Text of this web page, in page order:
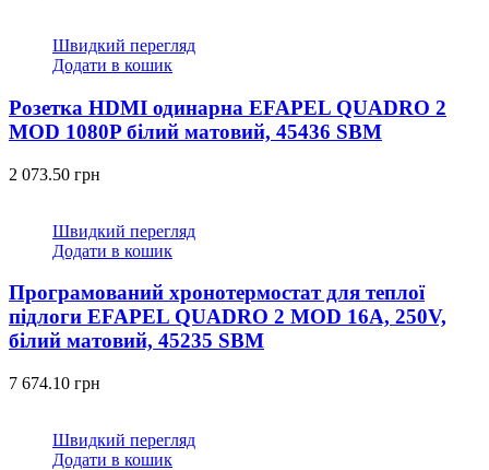
Швидкий перегляд
Додати в кошик
Розетка HDMI одинарна EFAPEL QUADRO 2
MOD 1080P білий матовий, 45436 SBM
2 073.50 грн
Швидкий перегляд
Додати в кошик
Програмований хронотермостат для теплої
підлоги EFAPEL QUADRO 2 MOD 16А, 250V,
білий матовий, 45235 SBM
7 674.10 грн
Швидкий перегляд
Додати в кошик